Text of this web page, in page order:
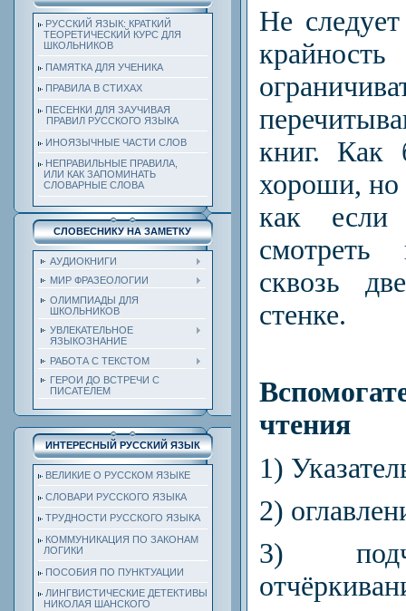
РУССКИЙ ЯЗЫК: КРАТКИЙ
ТЕОРЕТИЧЕСКИЙ КУРС ДЛЯ
ШКОЛЬНИКОВ
ПАМЯТКА ДЛЯ УЧЕНИКА
ПРАВИЛА В СТИХАХ
ПЕСЕНКИ ДЛЯ ЗАУЧИВАЯ
ПРАВИЛ РУССКОГО ЯЗЫКА
ИНОЯЗЫЧНЫЕ ЧАСТИ СЛОВ
НЕПРАВИЛЬНЫЕ ПРАВИЛА,
ИЛИ КАК ЗАПОМИНАТЬ
СЛОВАРНЫЕ СЛОВА
СЛОВЕСНИКУ НА ЗАМЕТКУ
АУДИОКНИГИ
МИР ФРАЗЕОЛОГИИ
ОЛИМПИАДЫ ДЛЯ
ШКОЛЬНИКОВ
УВЛЕКАТЕЛЬНОЕ
ЯЗЫКОЗНАНИЕ
РАБОТА С ТЕКСТОМ
ГЕРОИ ДО ВСТРЕЧИ С
ПИСАТЕЛЕМ
ИНТЕРЕСНЫЙ РУССКИЙ ЯЗЫК
ВЕЛИКИЕ О РУССКОМ ЯЗЫКЕ
СЛОВАРИ РУССКОГО ЯЗЫКА
ТРУДНОСТИ РУССКОГО ЯЗЫКА
КОММУНИКАЦИЯ ПО ЗАКОНАМ
ЛОГИКИ
ПОСОБИЯ ПО ПУНКТУАЦИИ
ЛИНГВИСТИЧЕСКИЕ ДЕТЕКТИВЫ
НИКОЛАЯ ШАНСКОГО
Не
книг.
хороши, но
как
сквозь
стенке.
чтения
1)
2)
3)